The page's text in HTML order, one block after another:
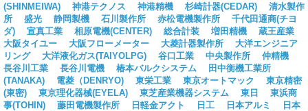
(SHINMEIWA)
神港テクノス 神港精機 杉崎計器(CEDAR)
清水製作
所
盛光 静岡製機 石川製作所 赤松電機製作所
千代田通商(チヨ
ダ)
宣真工業 相原電機(CENTER) 総合計装 増田精機
蔵王産業
大阪タイユー
大阪フローメーター 大菱計器製作所
大洋エンジニア
リング
大洋液化ガス(TAIYOLPG) 谷口工業 中央製作所
仲精機
長谷川工業
長谷川電機 椿本バルクシステム
田中衡機工業所
(TANAKA)
電菱（DENRYO) 東栄工業 東京オートマック
東京精密
(東密)
東京理化器械(EYELA) 東芝産業機器システム 東日
東浜商
事(TOHIN)
藤田電機製作所 日軽金アクト 日工 日本アルミ
日本